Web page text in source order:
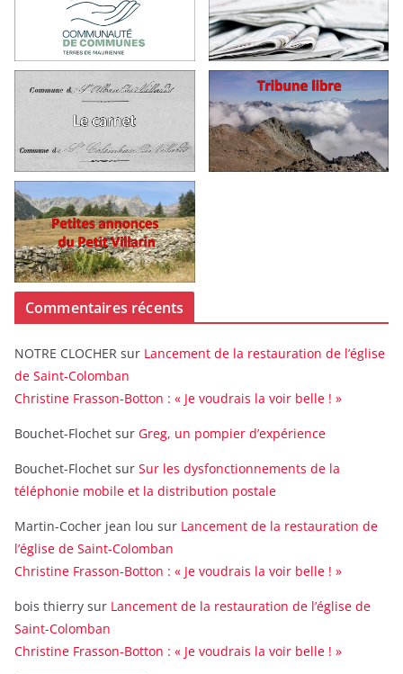
Commentaires récents
NOTRE CLOCHER sur Lancement de la restauration de l’église
de Saint-Colomban
Christine Frasson-Botton : « Je voudrais la voir belle ! »
Bouchet-Flochet sur Greg, un pompier d’expérience
Bouchet-Flochet sur Sur les dysfonctionnements de la
téléphonie mobile et la distribution postale
Martin-Cocher jean lou sur Lancement de la restauration de
l’église de Saint-Colomban
Christine Frasson-Botton : « Je voudrais la voir belle ! »
bois thierry sur Lancement de la restauration de l’église de
Saint-Colomban
Christine Frasson-Botton : « Je voudrais la voir belle ! »